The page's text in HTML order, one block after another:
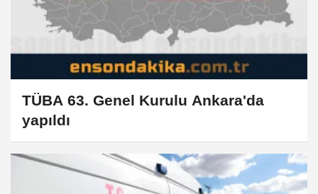
TÜBA 63. Genel Kurulu Ankara'da
yapıldı